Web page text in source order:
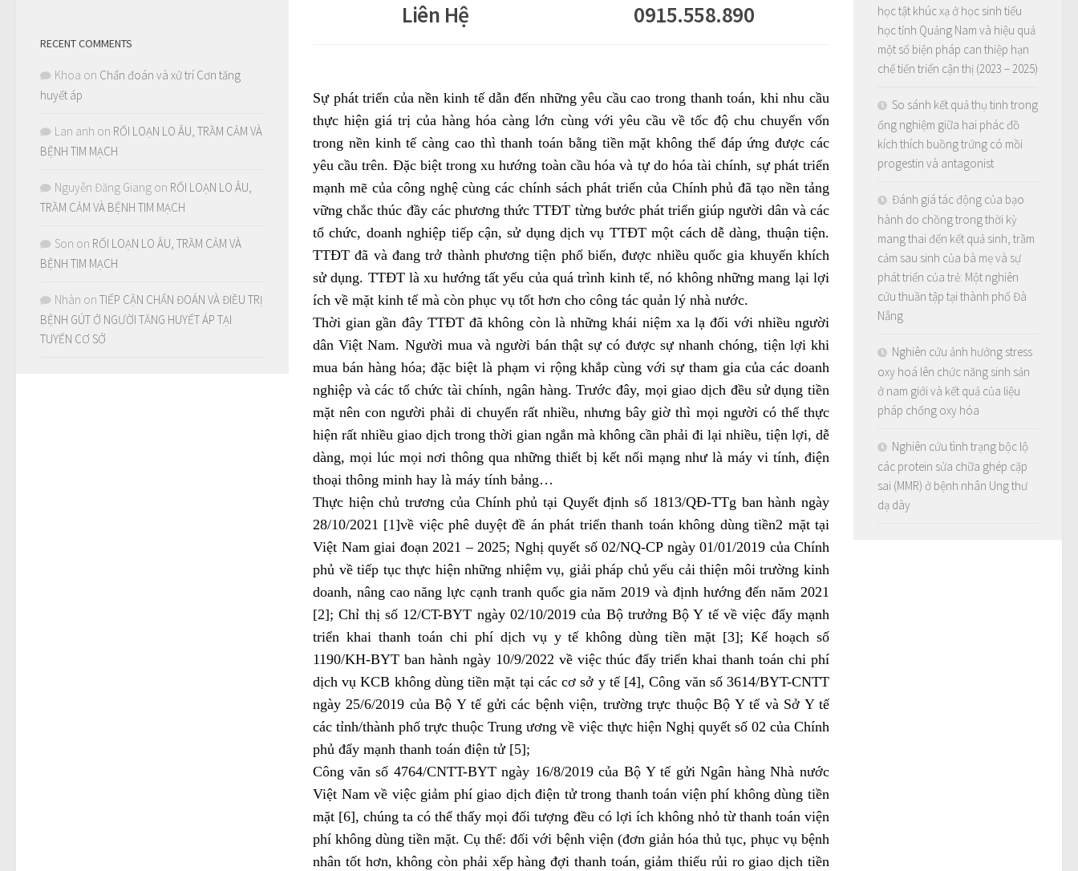
Liên Hệ
0915.558.890
Sự phát triển của nền kinh tế dẫn đến những yêu cầu cao trong thanh toán, khi nhu cầu
thực hiện giá trị của hàng hóa càng lớn cùng với yêu cầu về tốc độ chu chuyển vốn
trong nền kinh tế càng cao thì thanh toán bằng tiền mặt không thể đáp ứng được các
yêu cầu trên. Đặc biệt trong xu hướng toàn cầu hóa và tự do hóa tài chính, sự phát triển
mạnh mẽ của công nghệ cùng các chính sách phát triển của Chính phủ đã tạo nền tảng
vững chắc thúc đầy các phương thức TTĐT từng bước phát triển giúp người dân và các
tổ chức, doanh nghiệp tiếp cận, sử dụng dịch vụ TTĐT một cách dễ dàng, thuận tiện.
TTĐT đã và đang trở thành phương tiện phổ biến, được nhiều quốc gia khuyến khích
sử dụng. TTĐT là xu hướng tất yếu của quá trình kinh tế, nó không những mang lại lợi
ích về mặt kinh tế mà còn phục vụ tốt hơn cho công tác quản lý nhà nước.
Thời gian gần đây TTĐT đã không còn là những khái niệm xa lạ đối với nhiều người
dân Việt Nam. Người mua và người bán thật sự có được sự nhanh chóng, tiện lợi khi
mua bán hàng hóa; đặc biệt là phạm vi rộng khắp cùng với sự tham gia của các doanh
nghiệp và các tổ chức tài chính, ngân hàng. Trước đây, mọi giao dịch đều sử dụng tiền
mặt nên con người phải di chuyển rất nhiều, nhưng bây giờ thì mọi người có thể thực
hiện rất nhiều giao dịch trong thời gian ngắn mà không cần phải đi lại nhiều, tiện lợi, dễ
dàng, mọi lúc mọi nơi thông qua những thiết bị kết nối mạng như là máy vi tính, điện
thoại thông minh hay là máy tính bảng…
Thực hiện chủ trương của Chính phủ tại Quyết định số 1813/QĐ-TTg ban hành ngày
28/10/2021 [1]về việc phê duyệt đề án phát triển thanh toán không dùng tiền2 mặt tại
Việt Nam giai đoạn 2021 – 2025; Nghị quyết số 02/NQ-CP ngày 01/01/2019 của Chính
phủ về tiếp tục thực hiện những nhiệm vụ, giải pháp chủ yếu cải thiện môi trường kinh
doanh, nâng cao năng lực cạnh tranh quốc gia năm 2019 và định hướng đến năm 2021
[2]; Chỉ thị số 12/CT-BYT ngày 02/10/2019 của Bộ trưởng Bộ Y tế về việc đẩy mạnh
triển khai thanh toán chi phí dịch vụ y tế không dùng tiền mặt [3]; Kế hoạch số
1190/KH-BYT ban hành ngày 10/9/2022 về việc thúc đẩy triển khai thanh toán chi phí
dịch vụ KCB không dùng tiền mặt tại các cơ sở y tế [4], Công văn số 3614/BYT-CNTT
ngày 25/6/2019 của Bộ Y tế gửi các bệnh viện, trường trực thuộc Bộ Y tế và Sở Y tế
các tỉnh/thành phố trực thuộc Trung ương về việc thực hiện Nghị quyết số 02 của Chính
phủ đẩy mạnh thanh toán điện tử [5];
Công văn số 4764/CNTT-BYT ngày 16/8/2019 của Bộ Y tế gửi Ngân hàng Nhà nước
Việt Nam về việc giảm phí giao dịch điện tử trong thanh toán viện phí không dùng tiền
mặt [6], chúng ta có thể thấy mọi đối tượng đều có lợi ích không nhỏ từ thanh toán viện
phí không dùng tiền mặt. Cụ thể: đối với bệnh viện (đơn giản hóa thủ tục, phục vụ bệnh
nhân tốt hơn, không còn phải xếp hàng đợi thanh toán, giảm thiểu rủi ro giao dịch tiền
RECENT COMMENTS
Khoa on Chẩn đoán và xử trí Cơn tăng
huyết áp
Lan anh on RỐI LOẠN LO ÂU, TRẦM CẢM VÀ
BỆNH TIM MẠCH
Nguyễn Đăng Giang on RỐI LOẠN LO ÂU,
TRẦM CẢM VÀ BỆNH TIM MẠCH
Son on RỐI LOẠN LO ÂU, TRẦM CẢM VÀ
BỆNH TIM MẠCH
Nhàn on TIẾP CẬN CHẨN ĐOÁN VÀ ĐIỀU TRỊ
BỆNH GÚT Ở NGƯỜI TĂNG HUYẾT ÁP TẠI
TUYẾN CƠ SỞ
học tật khúc xạ ở học sinh tiểu
học tỉnh Quảng Nam và hiệu quả
một số biện pháp can thiệp hạn
chế tiến triển cận thị (2023 – 2025)
So sánh kết quả thụ tinh trong
ống nghiệm giữa hai phác đồ
kích thích buồng trứng có mồi
progestin và antagonist
Đánh giá tác động của bạo
hành do chồng trong thời kỳ
mang thai đến kết quả sinh, trầm
cảm sau sinh của bà mẹ và sự
phát triển của trẻ: Một nghiên
cứu thuần tập tại thành phố Đà
Nẵng
Nghiên cứu ảnh hưởng stress
oxy hoá lên chức năng sinh sản
ở nam giới và kết quả của liệu
pháp chống oxy hóa
Nghiên cứu tình trạng bộc lộ
các protein sửa chữa ghép cặp
sai (MMR) ở bệnh nhân Ung thư
dạ dày